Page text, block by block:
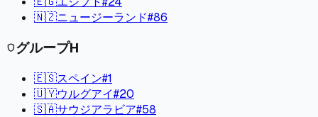
🇳🇿ニュージーランド#86
shieldグループH
🇪🇸スペイン#1
🇺🇾ウルグアイ#20
🇸🇦サウジアラビア#58